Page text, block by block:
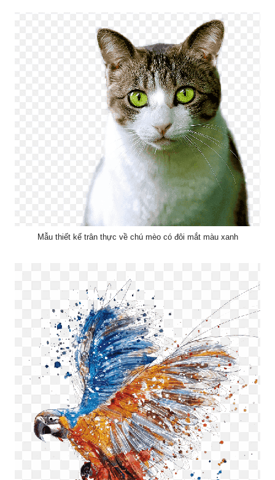
Mẫu thiết kế trân thực về chú mèo có đôi mắt màu xanh